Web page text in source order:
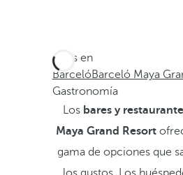
Estás en
BarcelóBarceló Maya
Gastronomía
Los bares y
Maya Grand Resort
gama de opciones que